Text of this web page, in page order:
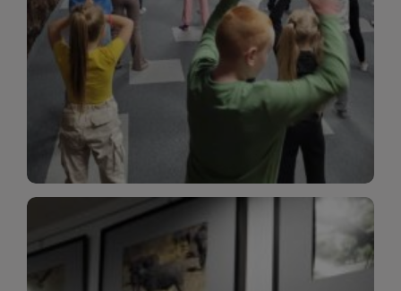
Dla Dzieci
To miejsce stworzone z myślą o najmłodszych
czytelnikach i ich rodzicach. Znajdziesz tu
informacje o zajęciach edukacyjnych, konkursach
Wydarzenia